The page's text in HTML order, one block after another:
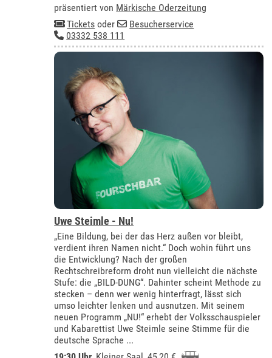
präsentiert von Märkische Oderzeitung
Tickets oder
Besucherservice
03332 538 111
Uwe Steimle - Nu!
„Eine Bildung, bei der das Herz außen vor bleibt,
verdient ihren Namen nicht.“ Doch wohin führt uns
die Entwicklung? Nach der großen
Rechtschreibreform droht nun vielleicht die nächste
Stufe: die „BILD-DUNG“. Dahinter scheint Methode zu
stecken – denn wer wenig hinterfragt, lässt sich
umso leichter lenken und ausnutzen. Mit seinem
neuen Programm „NU!“ erhebt der Volksschauspieler
und Kabarettist Uwe Steimle seine Stimme für die
deutsche Sprache ...